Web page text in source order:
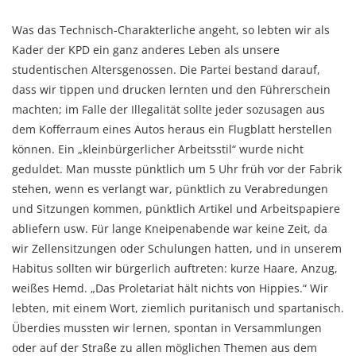
Was das Technisch-Charakterliche angeht, so lebten wir als
Kader der KPD ein ganz anderes Leben als unsere
studentischen Altersgenossen. Die Partei bestand darauf,
dass wir tippen und drucken lernten und den Führerschein
machten; im Falle der Illegalität sollte jeder sozusagen aus
dem Kofferraum eines Autos heraus ein Flugblatt herstellen
können. Ein „kleinbürgerlicher Arbeitsstil“ wurde nicht
geduldet. Man musste pünktlich um 5 Uhr früh vor der Fabrik
stehen, wenn es verlangt war, pünktlich zu Verabredungen
und Sitzungen kommen, pünktlich Artikel und Arbeitspapiere
abliefern usw. Für lange Kneipenabende war keine Zeit, da
wir Zellensitzungen oder Schulungen hatten, und in unserem
Habitus sollten wir bürgerlich auftreten: kurze Haare, Anzug,
weißes Hemd. „Das Proletariat hält nichts von Hippies.“ Wir
lebten, mit einem Wort, ziemlich puritanisch und spartanisch.
Überdies mussten wir lernen, spontan in Versammlungen
oder auf der Straße zu allen möglichen Themen aus dem